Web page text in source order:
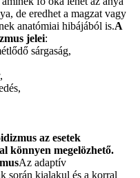
de eredhet a magzat vagy
anatómiai hibájából is.A
jelei:
sárgaság,
az esetek
könnyen megelözhető.
Az adaptív
során kialakul és a korral